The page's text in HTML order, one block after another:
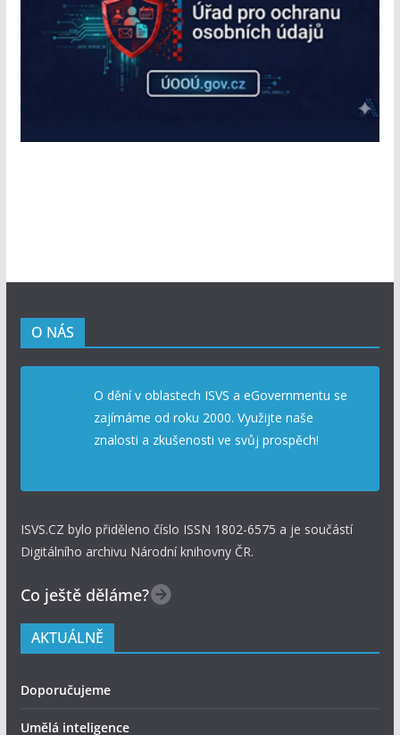
O NÁS
O dění v oblastech ISVS a eGovernmentu se
zajímáme od roku 2000. Využijte naše
znalosti a zkušenosti ve svůj prospěch!
ISVS.CZ bylo přiděleno číslo ISSN 1802-6575 a je součástí
Digitálního archivu Národní knihovny ČR.
Co ještě děláme?
AKTUÁLNĚ
Doporučujeme
Umělá inteligence